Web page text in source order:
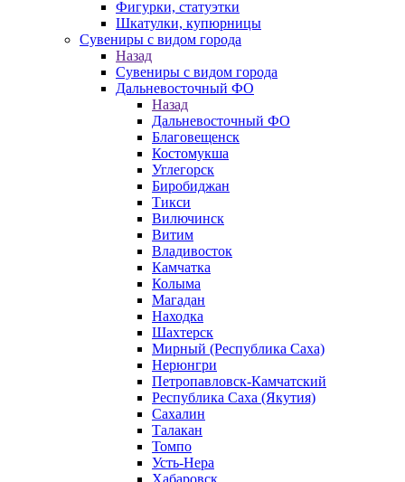
Фигурки, статуэтки
Шкатулки, купюрницы
Сувениры с видом города
Назад
Сувениры с видом города
Дальневосточный ФО
Назад
Дальневосточный ФО
Благовещенск
Костомукша
Углегорск
Биробиджан
Тикси
Вилючинск
Витим
Владивосток
Камчатка
Колыма
Магадан
Находка
Шахтерск
Мирный (Республика Саха)
Нерюнгри
Петропавловск-Камчатский
Республика Саха (Якутия)
Сахалин
Талакан
Томпо
Усть-Нера
Хабаровск